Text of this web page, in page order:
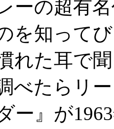
ーの超有
を知って
れた耳で
べたらリ
ー』が